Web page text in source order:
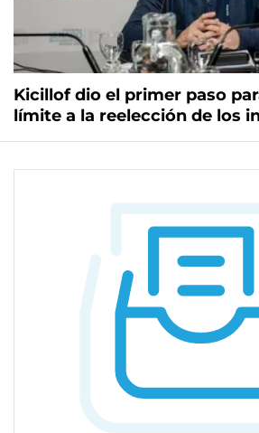
Kicillof dio el primer paso
límite a la reelección de los